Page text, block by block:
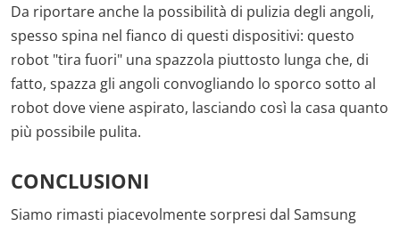
Da riportare anche la possibilità di pulizia degli angoli,
spesso spina nel fianco di questi dispositivi: questo
robot "tira fuori" una spazzola piuttosto lunga che, di
fatto, spazza gli angoli convogliando lo sporco sotto al
robot dove viene aspirato, lasciando così la casa quanto
più possibile pulita.
CONCLUSIONI
Siamo rimasti piacevolmente sorpresi dal Samsung